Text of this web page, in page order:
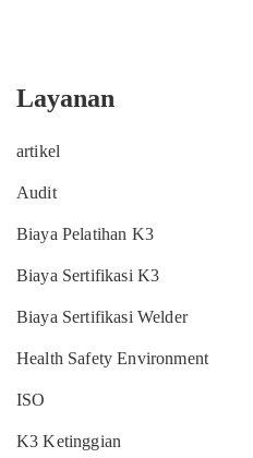
Layanan
artikel
Audit
Biaya Pelatihan K3
Biaya Sertifikasi K3
Biaya Sertifikasi Welder
Health Safety Environment
ISO
K3 Ketinggian